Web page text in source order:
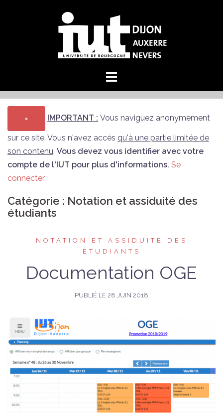
× IMPORTANT : Vous naviguez anonymement
sur ce site. Vous n'avez accès qu'à une partie limitée de
son contenu. Vous devez vous identifier avec votre
compte de l'IUT pour plus d'informations. Se
connecter
Catégorie : Notation et assiduité des
étudiants
NOTATION ET ASSIDUITÉ DES
ÉTUDIANTS
Documentation OGE
PUBLIÉ LE 28 JUIN 2018